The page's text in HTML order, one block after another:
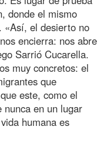
donde el mismo
«Así, el desierto no
encierra: nos abre
Sarrió Cucarella.
muy concretos: el
que
este, como el
nunca en un lugar
humana es